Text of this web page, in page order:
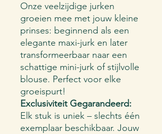
Onze veelzijdige jurken
groeien mee met jouw kleine
prinses: beginnend als een
elegante maxi-jurk en later
transformeerbaar naar een
schattige mini-jurk of stijlvolle
blouse. Perfect voor elke
groeispurt!
Exclusiviteit Gegarandeerd:
Elk stuk is uniek – slechts één
exemplaar beschikbaar. Jouw